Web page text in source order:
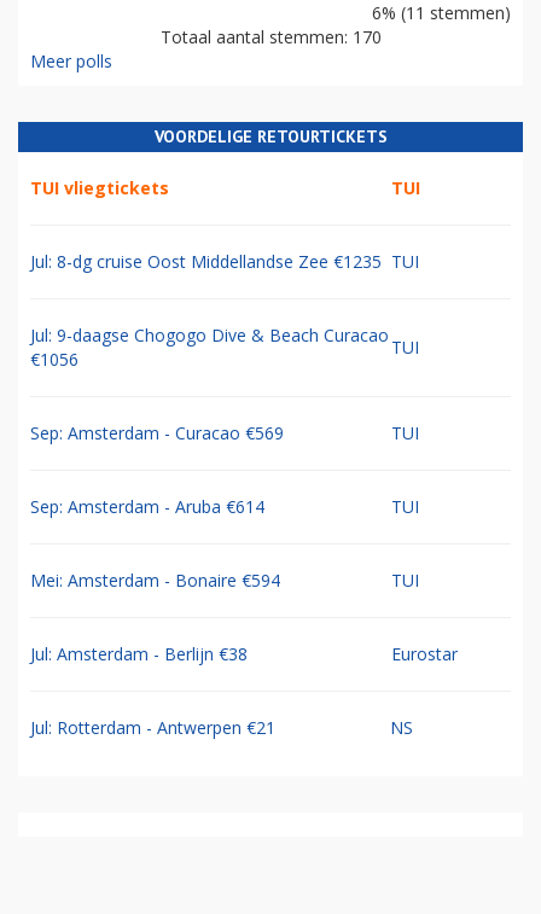
6% (11 stemmen)
Totaal aantal stemmen: 170
Meer polls
VOORDELIGE RETOURTICKETS
TUI vliegtickets TUI
Jul: 8-dg cruise Oost Middellandse Zee €1235 TUI
Jul: 9-daagse Chogogo Dive & Beach Curacao
€1056
TUI
Sep: Amsterdam - Curacao €569 TUI
Sep: Amsterdam - Aruba €614 TUI
Mei: Amsterdam - Bonaire €594 TUI
Jul: Amsterdam - Berlijn €38 Eurostar
Jul: Rotterdam - Antwerpen €21 NS